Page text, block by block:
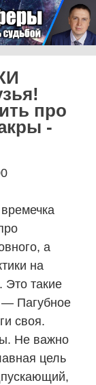
про
-
а
на
Это такие
— Пагубное
своя.
Не важно
цель